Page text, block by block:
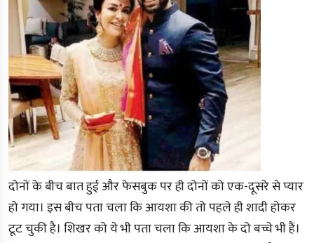
दोनों के बीच बात हुई और फेसबुक पर ही दोनों को एक-दूसरे से प्यार
हो गया। इस बीच पता चला कि आयशा की तो पहले ही शादी होकर
टूट चुकी है। शिखर को ये भी पता चला कि आयशा के दो बच्चे भी हैं।